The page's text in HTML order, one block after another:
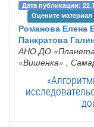
Дата публикации:
Оцените материал
Романова Елена
Панкратова
АНО ДО
«Вишенка» ,